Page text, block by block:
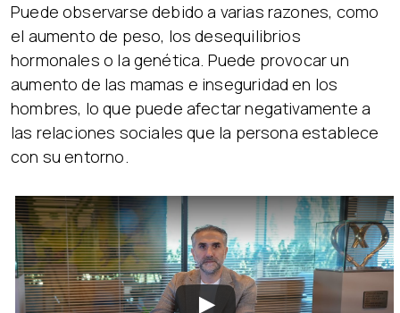
Puede observarse debido a varias razones, como
el aumento de peso, los desequilibrios
hormonales o la genética. Puede provocar un
aumento de las mamas e inseguridad en los
hombres, lo que puede afectar negativamente a
las relaciones sociales que la persona establece
con su entorno.